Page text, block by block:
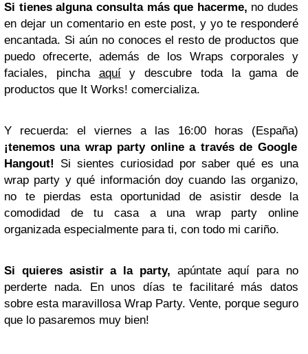
Si tienes alguna consulta más que hacerme, no dudes
en dejar un comentario en este post, y yo te responderé
encantada. Si aún no conoces el resto de productos que
puedo ofrecerte, además de los Wraps corporales y
faciales, pincha aquíy descubre toda la gama de
productos que It Works! comercializa.
Y recuerda: el viernes a las 16:00 horas (España)
¡tenemos una wrap party online a través de Google
Hangout!
Si sientes curiosidad por saber qué es una
wrap party y qué información doy cuando las organizo,
no te pierdas esta oportunidad de asistir desde la
comodidad de tu casa a una wrap party online
organizada especialmente para ti, con todo mi cariño.
Si quieres asistir a la party, apúntate aquí para no
perderte nada. En unos días te facilitaré más datos
sobre esta maravillosa Wrap Party. Vente, porque seguro
que lo pasaremos muy bien!